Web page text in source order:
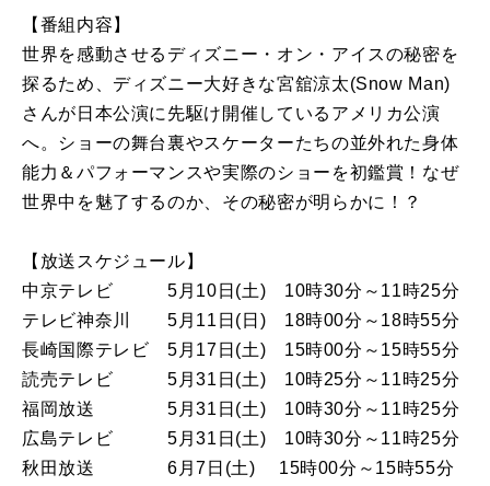
【番組内容】
世界を感動させるディズニー・オン・アイスの秘密を
探るため、ディズニー大好きな宮舘涼太(Snow Man)
さんが日本公演に先駆け開催しているアメリカ公演
へ。ショーの舞台裏やスケーターたちの並外れた身体
能力＆パフォーマンスや実際のショーを初鑑賞！なぜ
世界中を魅了するのか、その秘密が明らかに！？
【放送スケジュール】
中京テレビ 5月10日(土) 10時30分～11時25分
テレビ神奈川 5月11日(日) 18時00分～18時55分
長崎国際テレビ 5月17日(土) 15時00分～15時55分
読売テレビ 5月31日(土) 10時25分～11時25分
福岡放送 5月31日(土) 10時30分～11時25分
広島テレビ 5月31日(土) 10時30分～11時25分
秋田放送 6月7日(土) 15時00分～15時55分